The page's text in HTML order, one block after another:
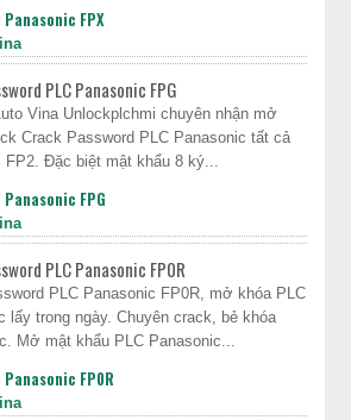
FPX
PLC Panasonic FPG
Vina Unlockplchmi chuyên nhận mở
Crack Password PLC Panasonic tất cả
FP2. Đặc biệt mật khẩu 8 ký...
FPG
PLC Panasonic FP0R
PLC Panasonic FP0R, mở khóa PLC
lấy trong ngày. Chuyên crack, bẻ khóa
Mở mật khẩu PLC Panasonic...
FP0R